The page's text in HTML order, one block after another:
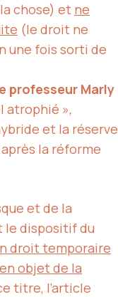
chose) et ne
(le droit ne
une fois sorti de
professeur Marly
atrophié »,
et la réserve
la réforme
et de la
le dispositif du
droit temporaire
objet de la
titre, l’article